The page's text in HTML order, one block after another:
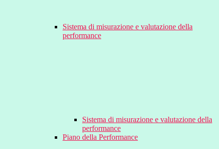
Sistema di misurazione e valutazione della
performance
Sistema di misurazione e valutazione della
performance
Piano della Performance